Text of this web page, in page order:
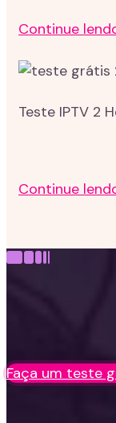
Continue
Teste IPTV 2
Continue
Faça um teste